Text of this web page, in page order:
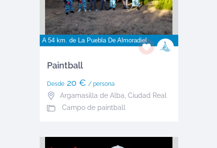
A 54 km. de La Puebla De Almoradiel
Paintball
Desde20 € / persona
Argamasilla de Alba Ciudad Real
Campo de paintball